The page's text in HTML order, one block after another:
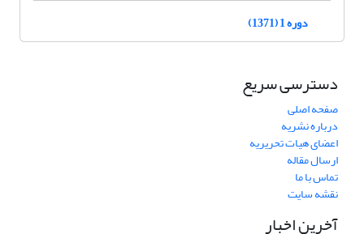
دوره 1 (1371)
دسترسی سریع
صفحه اصلی
درباره نشریه
اعضای هیات تحریریه
ارسال مقاله
تماس با ما
نقشه سایت
آخرین اخبار